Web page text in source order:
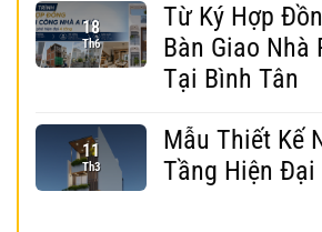
18
Th6
Từ Ký Hợp
Bàn Giao Nhà
Tại Bình Tân
11
Th3
Mẫu Thiết Kế
Tầng Hiện Đại